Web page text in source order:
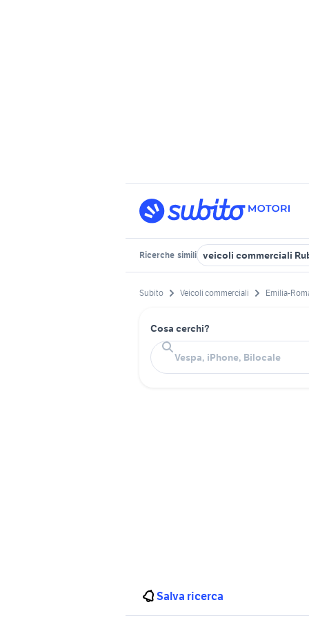
Ricerche simili veicoli commerciali
Subito Veicoli commerciali Emilia-
Cosa cerchi?
Salva ricerca